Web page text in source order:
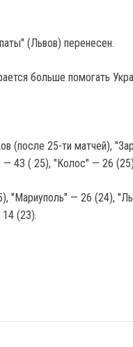
(Львов) перенесен.
больше помогать
(после 25-ти матчей),
— 43 ( 25), "Колос" — 26
"Мариуполь" — 26 (24),
(23).